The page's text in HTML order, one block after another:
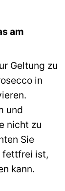
am
Geltung zu
in
und
nicht zu
Sie
fettfrei ist,
kann.